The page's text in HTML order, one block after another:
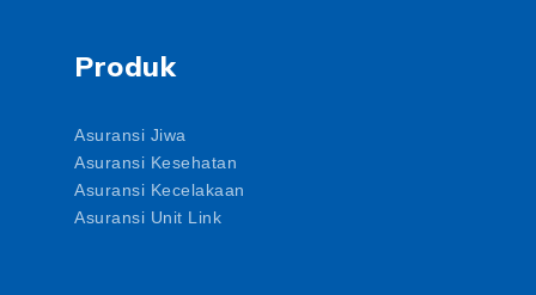
Produk
Asuransi Jiwa
Asuransi Kesehatan
Asuransi Kecelakaan
Asuransi Unit Link